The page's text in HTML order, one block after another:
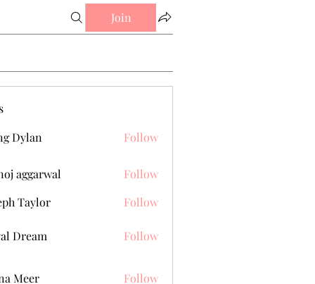
Join
Dylan
Follow
aggarwal
Follow
Taylor
Follow
Dream Follow
Meer
Follow